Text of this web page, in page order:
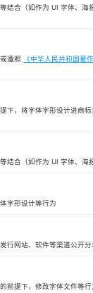
结合（如作为 UI 字体、海
遵照 《中华人民共和国著
下，将字体字形设计进商
结合（如作为 UI 字体、海
字形设计等行为
行网站、软件等渠道公开
前提下，修改字体文件等